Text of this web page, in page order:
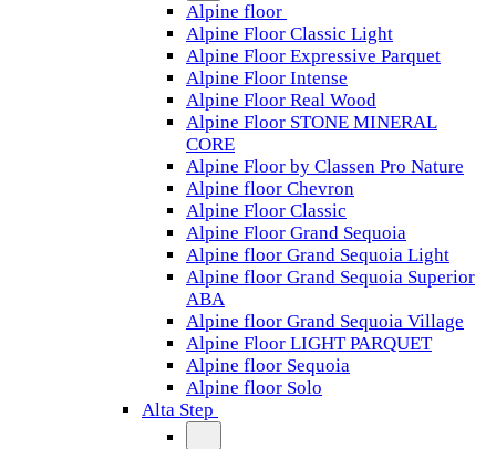
Alpine floor
Alpine Floor Classic Light
Alpine Floor Expressive Parquet
Alpine Floor Intense
Alpine Floor Real Wood
Alpine Floor STONE MINERAL
CORE
Alpine Floor by Classen Pro Nature
Alpine floor Chevron
Alpine Floor Classic
Alpine Floor Grand Sequoia
Alpine floor Grand Sequoia Light
Alpine floor Grand Sequoia Superior
ABA
Alpine floor Grand Sequoia Village
Alpine Floor LIGHT PARQUET
Alpine floor Sequoia
Alpine floor Solo
Alta Step